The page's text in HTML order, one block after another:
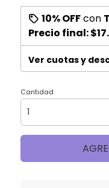
10% OFFcon
Precio final:
Ver cuotas y
Cantidad